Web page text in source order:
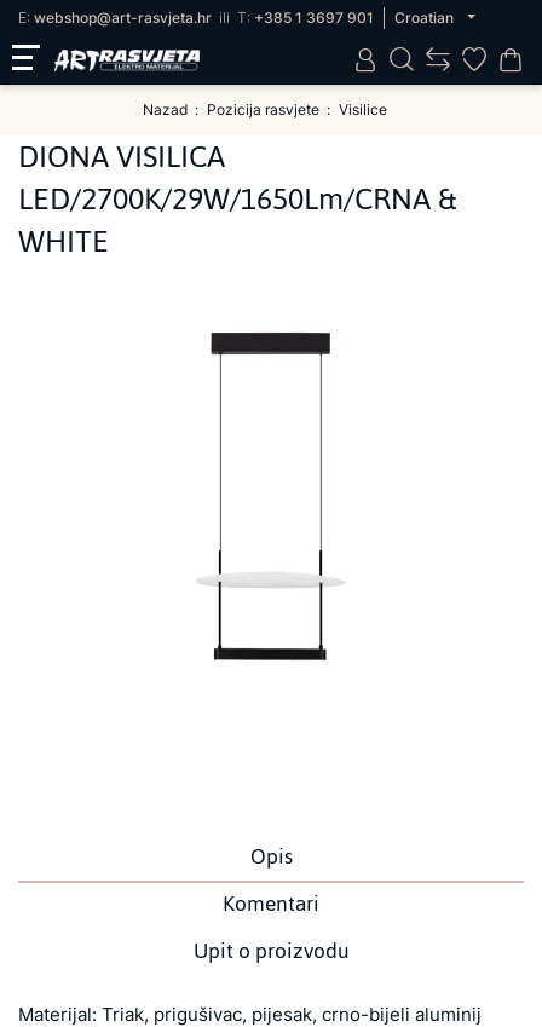
E: webshop@art-rasvjeta.hr ili T: +385 1 3697 901 Croatian
Nazad Pozicija rasvjete Visilice
DIONA VISILICA
LED/2700K/29W/1650Lm/CRNA &
WHITE
Opis
Komentari
Upit o proizvodu
Materijal: Triak, prigušivac, pijesak, crno-bijeli aluminij